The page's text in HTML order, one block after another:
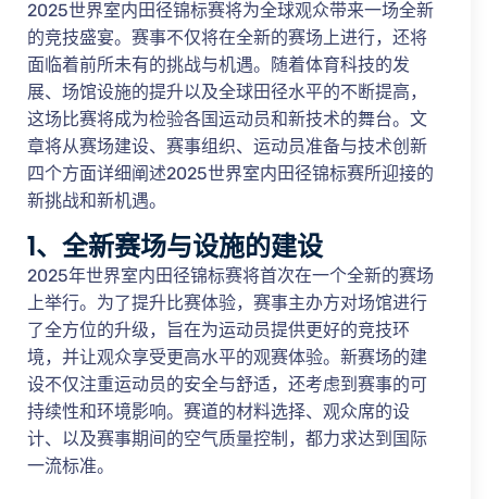
2025世界室内田径锦标赛将为全球观众带来一场全新
的竞技盛宴。赛事不仅将在全新的赛场上进行，还将
面临着前所未有的挑战与机遇。随着体育科技的发
展、场馆设施的提升以及全球田径水平的不断提高，
这场比赛将成为检验各国运动员和新技术的舞台。文
章将从赛场建设、赛事组织、运动员准备与技术创新
四个方面详细阐述2025世界室内田径锦标赛所迎接的
新挑战和新机遇。
1、全新赛场与设施的建设
2025年世界室内田径锦标赛将首次在一个全新的赛场
上举行。为了提升比赛体验，赛事主办方对场馆进行
了全方位的升级，旨在为运动员提供更好的竞技环
境，并让观众享受更高水平的观赛体验。新赛场的建
设不仅注重运动员的安全与舒适，还考虑到赛事的可
持续性和环境影响。赛道的材料选择、观众席的设
计、以及赛事期间的空气质量控制，都力求达到国际
一流标准。